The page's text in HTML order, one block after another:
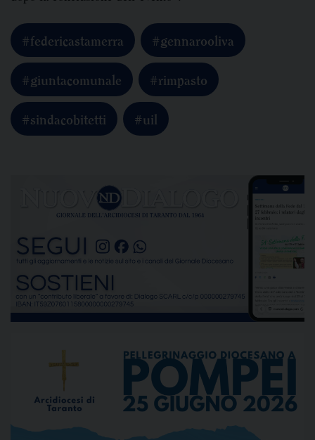
#federicastamerra #gennarooliva
#giuntacomunale #rimpasto
#sindacobitetti #uil